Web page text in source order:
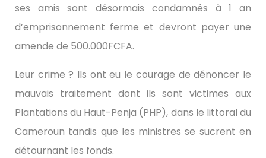
ses amis sont désormais condamnés à 1 an
d’emprisonnement ferme et devront payer une
amende de 500.000FCFA.
Leur crime ? Ils ont eu le courage de dénoncer le
mauvais traitement dont ils sont victimes aux
Plantations du Haut-Penja (PHP), dans le littoral du
Cameroun tandis que les ministres se sucrent en
détournant les fonds.